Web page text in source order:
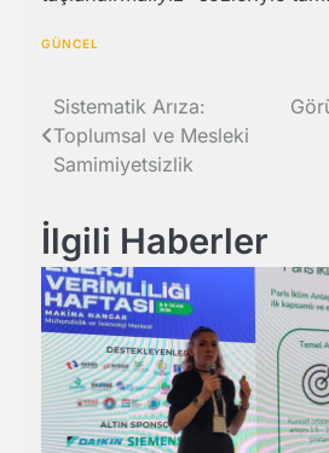
GÜNCEL
Yazı
gezinmesi
Sistematik Arıza:
Toplumsal ve Mesleki
Samimiyetsizlik
İlgili Haberler